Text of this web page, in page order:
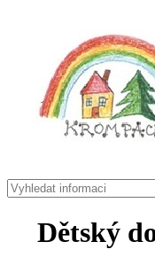
Dětský